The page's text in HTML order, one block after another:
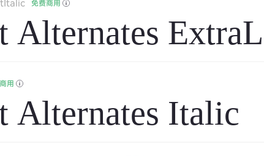
免费商用
Alternates
用
Alternates Italic